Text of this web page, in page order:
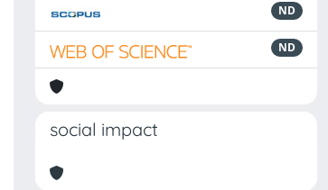
ND
ND
social impact